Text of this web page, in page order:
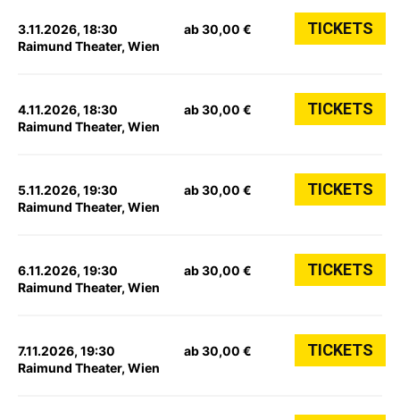
3.11.2026, 18:30
Raimund Theater, Wien
ab 30,00 € TICKETS
4.11.2026, 18:30
Raimund Theater, Wien
ab 30,00 € TICKETS
5.11.2026, 19:30
Raimund Theater, Wien
ab 30,00 € TICKETS
6.11.2026, 19:30
Raimund Theater, Wien
ab 30,00 € TICKETS
7.11.2026, 19:30
Raimund Theater, Wien
ab 30,00 € TICKETS